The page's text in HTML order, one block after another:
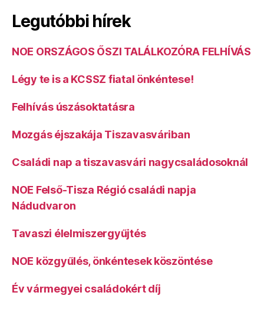
Legutóbbi hírek
NOE ORSZÁGOS ŐSZI TALÁLKOZÓRA FELHÍVÁS
Légy te is a KCSSZ fiatal önkéntese!
Felhívás úszásoktatásra
Mozgás éjszakája Tiszavasváriban
Családi nap a tiszavasvári nagycsaládosoknál
NOE Felső-Tisza Régió családi napja
Nádudvaron
Tavaszi élelmiszergyűjtés
NOE közgyűlés, önkéntesek köszöntése
Év vármegyei családokért díj